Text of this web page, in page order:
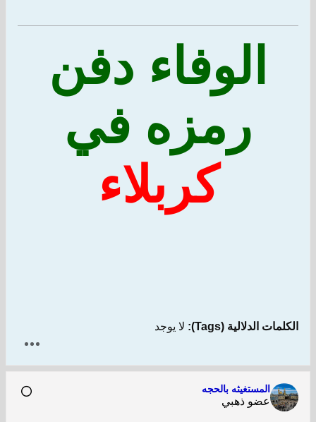
الوفاء دفن
رمزه في
كربلاء
الكلمات الدلالية (Tags): لا يوجد
المستغيثه بالحجه
عضو ذهبي